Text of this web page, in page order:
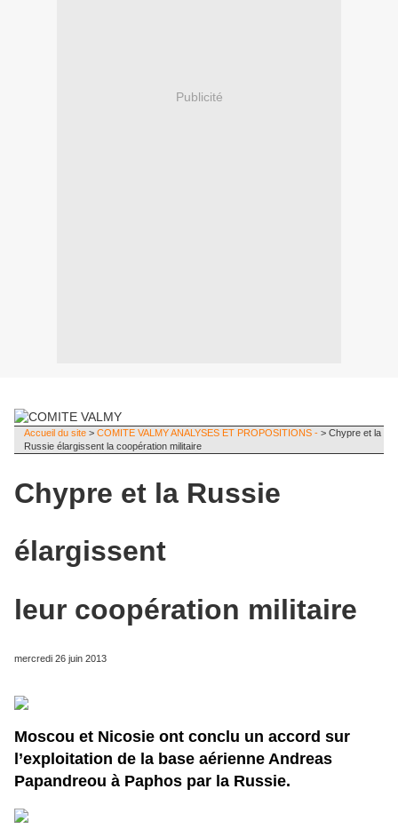
Publicité
Accueil du site> COMITE VALMY ANALYSES ET PROPOSITIONS -> Chypre et la
Russie élargissent la coopération militaire
Chypre et la Russie
élargissent
leur coopération militaire
mercredi 26 juin 2013
Moscou et Nicosie ont conclu un accord sur
l’exploitation de la base aérienne Andreas
Papandreou à Paphos par la Russie.